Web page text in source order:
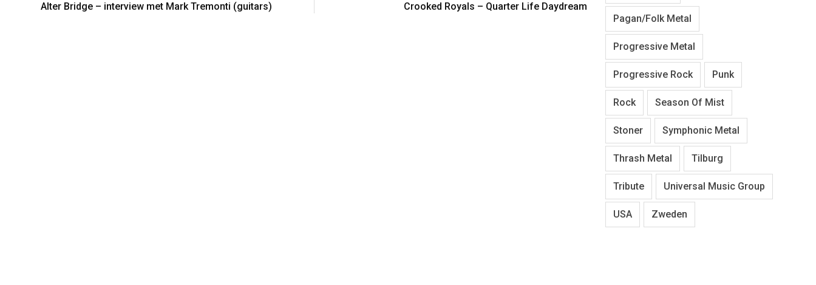
Alter Bridge – interview met Mark Tremonti (guitars) Crooked Royals – Quarter Life Daydream
Pagan/Folk Metal
Progressive Metal
Progressive Rock Punk
Rock Season Of Mist
Stoner Symphonic Metal
Thrash Metal Tilburg
Tribute Universal Music Group
USA Zweden